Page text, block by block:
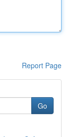
Report Page
Go